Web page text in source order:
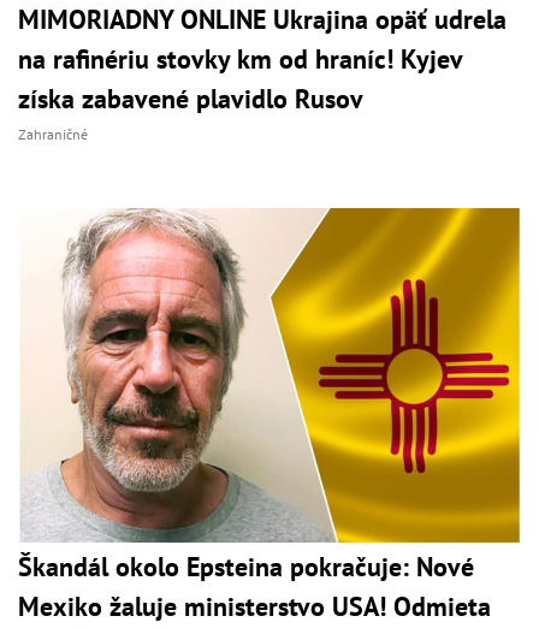
MIMORIADNY ONLINE Ukrajina opäť udrela
na rafinériu stovky km od hraníc! Kyjev
získa zabavené plavidlo Rusov
Zahraničné
Škandál okolo Epsteina pokračuje: Nové
Mexiko žaluje ministerstvo USA! Odmieta